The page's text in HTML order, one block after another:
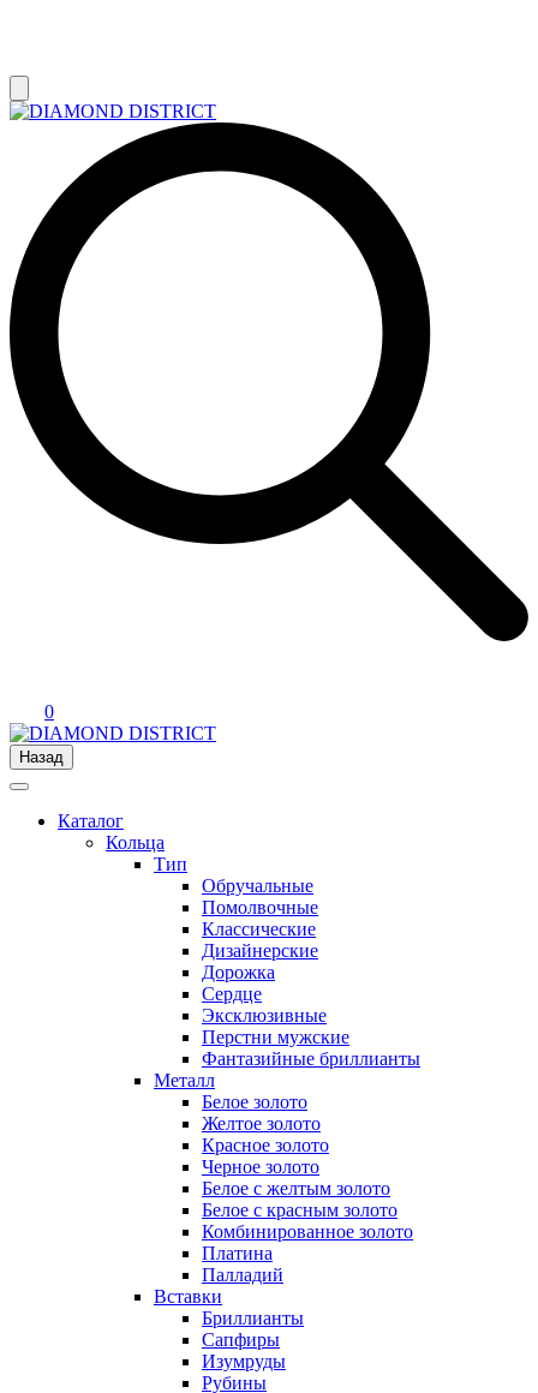
0
Назад
Каталог
Кольца
Тип
Обручальные
Помолвочные
Классические
Дизайнерские
Дорожка
Сердце
Эксклюзивные
Перстни мужские
Фантазийные бриллианты
Металл
Белое золото
Желтое золото
Красное золото
Черное золото
Белое с желтым золото
Белое с красным золото
Комбинированное золото
Платина
Палладий
Вставки
Бриллианты
Сапфиры
Изумруды
Рубины